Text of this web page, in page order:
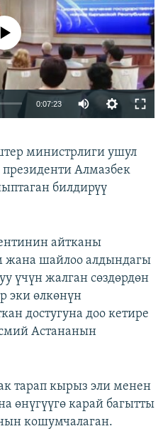
currently available
0:07:23
министрлиги ушул
Алмазбек
билдирүү
айтканы
жана шайлоо алдындагы
үчүн жалган сөздөрдөн
эки өлкөнүн
достугуна доо кетире
Астананын
тарап кырыз эли менен
өнүгүүгө карай багытты
кошумчалаган.